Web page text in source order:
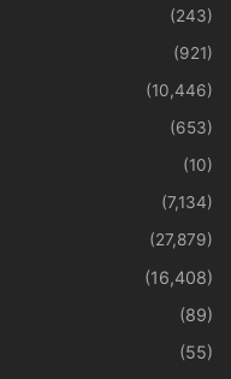
(243)
(921)
(10,446)
(653)
(10)
(7,134)
(27,879)
(16,408)
(89)
(55)